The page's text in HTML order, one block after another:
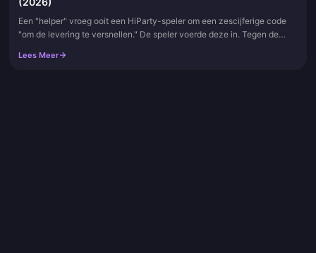
Een "helper" vroeg ooit een HiParty-speler om een zescijferige code
"om de levering te versnellen." De speler voerde deze in. Tegen de
Lees Meer